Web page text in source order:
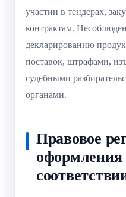
участии в тендерах,
контрактам.
декларированию
поставок, штрафами,
судебными
органами.
Правовое
оформления